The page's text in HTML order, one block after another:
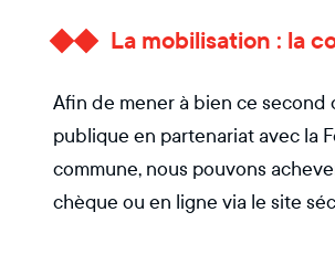
La mobilisation : la
Afin de mener à bien ce
publique en partenariat avec la
commune, nous pouvons
chèque ou en ligne via le site